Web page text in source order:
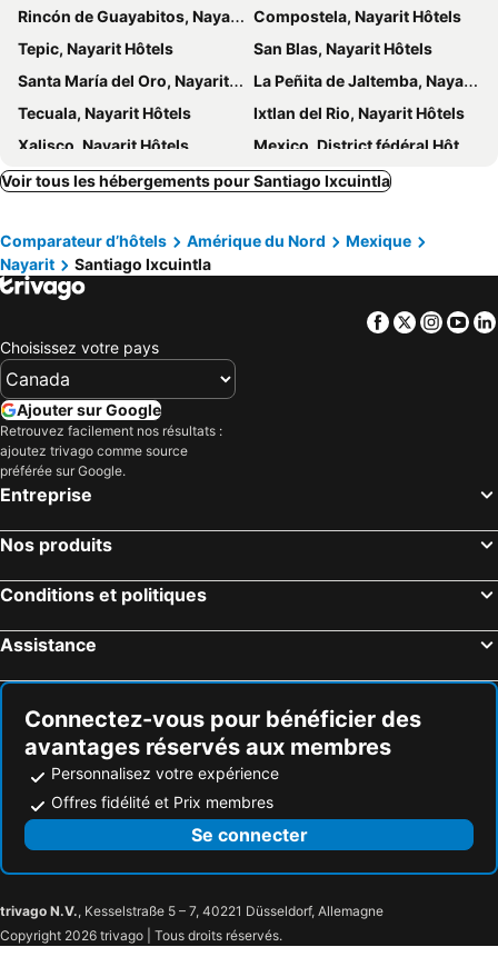
Rincón de Guayabitos, Nayarit Hôtels
Compostela, Nayarit Hôtels
Tepic, Nayarit Hôtels
San Blas, Nayarit Hôtels
Santa María del Oro, Nayarit Hôtels
La Peñita de Jaltemba, Nayarit Hôtels
Tecuala, Nayarit Hôtels
Ixtlan del Rio, Nayarit Hôtels
Xalisco, Nayarit Hôtels
Mexico, District fédéral Hôtels
Puerto Vallarta, Jalisco Hôtels Playa del Carmen, Quintana Roo Hôtels
Cabo San Lucas, Basse-Californie du Sud Hôtels
Puerto Peñasco, Sonora Hôtels
Oaxaca, Oaxaca Hôtels
Mazatlán, Sinaloa Hôtels
Voir tous les hébergements pour Santiago Ixcuintla
Comparateur d’hôtels Amérique du Nord
Mexique
Nayarit
Santiago Ixcuintla
Facebook
Twitter
Choisissez votre pays
Ajouter sur Google
Retrouvez facilement nos résultats :
ajoutez trivago comme source
préférée sur Google.
Entreprise
Nos produits
Conditions et politiques
Assistance
Connectez-vous pour bénéficier des
avantages réservés aux membres
Personnalisez votre expérience
Offres fidélité et Prix membres
Se connecter
trivago N.V., Kesselstraße 5 – 7, 40221 Düsseldorf, Allemagne
Copyright 2026 trivago | Tous droits réservés.